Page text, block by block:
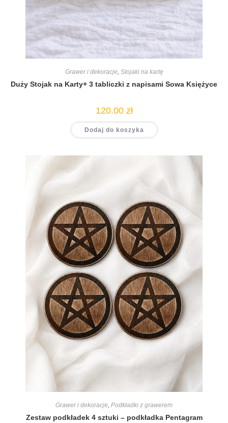
Grawer i dekoracje, Stojaki na kartę
Duży Stojak na Karty+ 3 tabliczki z napisami Sowa Księżyce
120.00 zł
Dodaj do koszyka
Grawer i dekoracje Podkładki z grawerem
Zestaw podkładek 4 sztuki – podkładka Pentagram